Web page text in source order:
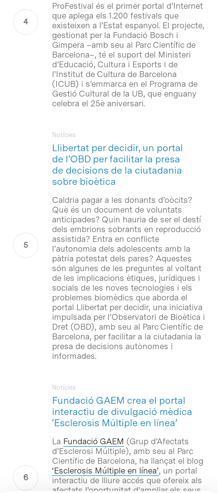
ProFestival és el primer portal d’Internet
que aplega els 1.200 festivals que
existeixen a l’Estat espanyol. El projecte,
gestionat per la Fundació Bosch i
Gimpera –amb seu al Parc Científic de
Barcelona–, té el suport del Ministeri
d’Educació, Cultura i Esports i de
l’Institut de Cultura de Barcelona
(ICUB) i s’emmarca en el Programa de
Gestió Cultural de la UB, que enguany
celebra el 25è aniversari.
Llibertat per decidir, un portal
de l’OBD per facilitar la presa
de decisions de la ciutadania
sobre bioètica
Notícies
Caldria pagar a les donants d’oòcits?
Què és un document de voluntats
anticipades? Quin hauria de ser el destí
dels embrions sobrants en reproducció
assistida? Entra en conflicte
l’autonomia dels adolescents amb la
pàtria potestat dels pares? Aquestes
són algunes de les preguntes al voltant
de les implicacions ètiques, jurídiques i
socials de les noves tecnologies i els
problemes biomèdics que aborda el
portal Llibertat per decidir, una iniciativa
impulsada per l’Observatori de Bioètica i
Dret (OBD), amb seu al Parc Científic de
Barcelona, per facilitar a la ciutadania la
presa de decisions autònomes i
informades.
Fundació GAEM crea el portal
interactiu de divulgació mèdica
‘Esclerosis Múltiple en línea’
Notícies
La Fundació GAEM (Grup d’Afectats
d’Esclerosi Múltiple), amb seu al Parc
Científic de Barcelona, ha llançat el blog
‘Esclerosis Múltiple en línea’, un portal
interactiu de lliure accés que ofereix als
afectats l’oportunitat d’ampliar els seus